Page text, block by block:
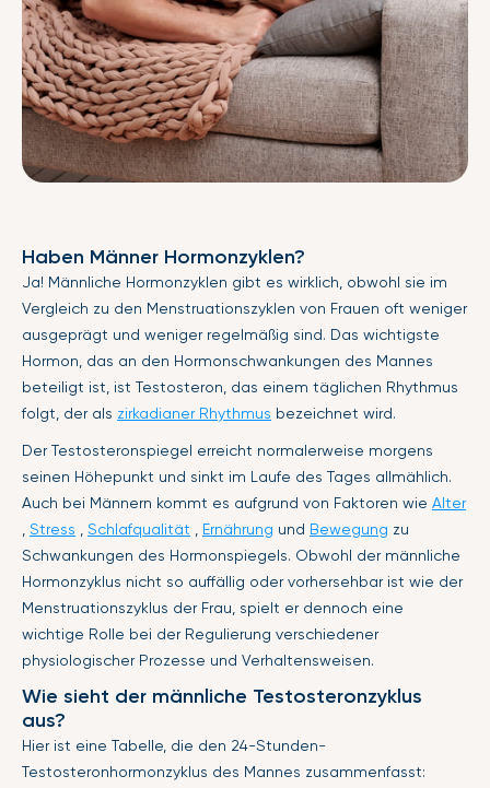
Haben Männer Hormonzyklen?
Ja! Männliche Hormonzyklen gibt es wirklich, obwohl sie im
Vergleich zu den Menstruationszyklen von Frauen oft weniger
ausgeprägt und weniger regelmäßig sind. Das wichtigste
Hormon, das an den Hormonschwankungen des Mannes
beteiligt ist, ist Testosteron, das einem täglichen Rhythmus
folgt, der als zirkadianer Rhythmus bezeichnet wird.
Der Testosteronspiegel erreicht normalerweise morgens
seinen Höhepunkt und sinkt im Laufe des Tages allmählich.
Auch bei Männern kommt es aufgrund von Faktoren wie Alter
Stress Schlafqualität Ernährung und Bewegung zu
Schwankungen des Hormonspiegels. Obwohl der männliche
Hormonzyklus nicht so auffällig oder vorhersehbar ist wie der
Menstruationszyklus der Frau, spielt er dennoch eine
wichtige Rolle bei der Regulierung verschiedener
physiologischer Prozesse und Verhaltensweisen.
Wie sieht der männliche Testosteronzyklus
aus?
Hier ist eine Tabelle, die den 24-Stunden-
Testosteronhormonzyklus des Mannes zusammenfasst: